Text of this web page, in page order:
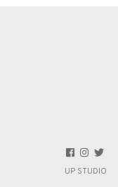
UP STUDIO